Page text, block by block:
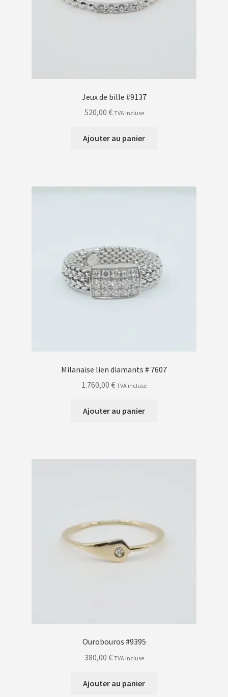
Jeux de bille #9137
520,00 € TVA incluse
Ajouter au panier
Milanaise lien diamants # 7607
1.760,00 € TVA incluse
Ajouter au panier
Ourobouros #9395
380,00 € TVA incluse
Ajouter au panier